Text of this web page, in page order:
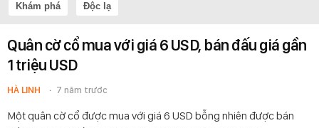
Khám phá Độc lạ
Quân cờ cổ mua với giá 6 USD, bán đấu giá gần
1 triệu USD
HÀ LINH 7 năm trước
Một quân cờ cổ được mua với giá 6 USD bỗng nhiên được bán